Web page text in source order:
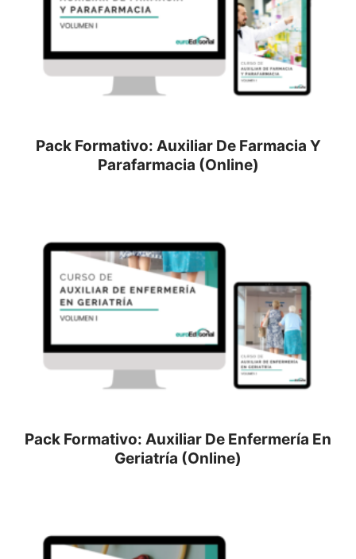
Pack Formativo: Auxiliar De Farmacia Y
Parafarmacia (Online)
Pack Formativo: Auxiliar De Enfermería En
Geriatría (Online)